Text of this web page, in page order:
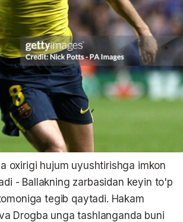
oxirigi hujum uyushtirishga imkon
- Ballakning zarbasidan keyin to'p
tegib qaytadi. Hakam
Drogba unga tashlanganda buni